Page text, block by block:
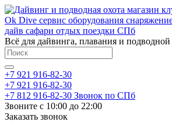
Всё для дайвинга, плавания и
+7 921 916-82-30
+7 921 916-82-30
+7 812 916-82-30 Звонок по СПб
Звоните с 10:00 до 22:00
Заказать звонок